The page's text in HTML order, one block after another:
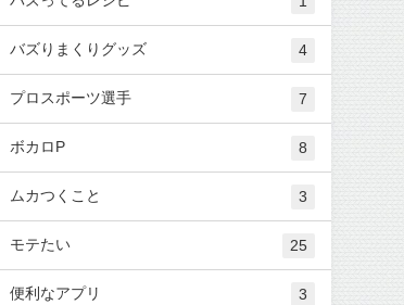
バズりまくりグッズ 4
プロスポーツ選手 7
ボカロP 8
ムカつくこと 3
モテたい 25
便利なアプリ 3